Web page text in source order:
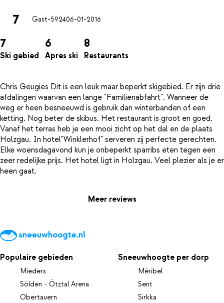
7 Gast-592406-01-2016
7
Ski gebied
6
Apres ski
8
Restaurants
Chris Geugies Dit is een leuk maar beperkt skigebied. Er zijn drie
afdalingen waarvan een lange "Familienabfahrt". Wanneer de
weg er heen besneeuwd is gebruik dan winterbanden of een
ketting. Nog beter de skibus. Het restaurant is groot en goed.
Vanaf het terras heb je een mooi zicht op het dal en de plaats
Holzgau. In hotel"Winklerhof" serveren zij perfecte gerechten.
Elke woensdagavond kun je onbeperkt sparribs eten tegen een
zeer redelijke prijs. Het hotel ligt in Holzgau. Veel plezier als je er
Meer reviews
Populaire gebieden
Mieders
Sölden - Ötztal Arena
Obertauern
Sneeuwhoogte per dorp
Méribel
Sent
Sirkka